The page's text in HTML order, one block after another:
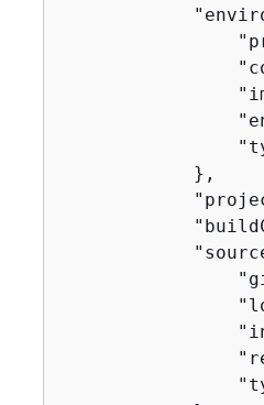
            },